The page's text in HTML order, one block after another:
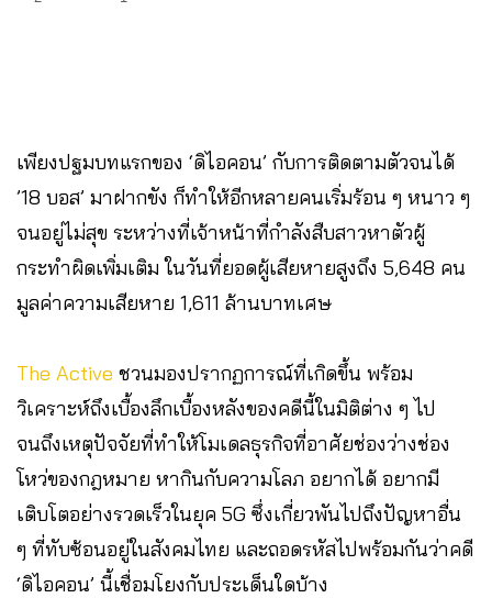
เพียงปฐมบทแรกของ ‘ดิไอคอน’ กับการติดตามตัวจนได้
’18 บอส’ มาฝากขัง ก็ทำให้อีกหลายคนเริ่มร้อน ๆ หนาว ๆ
จนอยู่ไม่สุข ระหว่างที่เจ้าหน้าที่กำลังสืบสาวหาตัวผู้
กระทำผิดเพิ่มเติม ในวันที่ยอดผู้เสียหายสูงถึง 5,648 คน
มูลค่าความเสียหาย 1,611 ล้านบาทเศษ
The Active ชวนมองปรากฏการณ์ที่เกิดขึ้น พร้อม
วิเคราะห์ถึงเบื้องลึกเบื้องหลังของคดีนี้ในมิติต่าง ๆ ไป
จนถึงเหตุปัจจัยที่ทำให้โมเดลธุรกิจที่อาศัยช่องว่างช่อง
โหว่ของกฎหมาย หากินกับความโลภ อยากได้ อยากมี
เติบโตอย่างรวดเร็วในยุค 5G ซึ่งเกี่ยวพันไปถึงปัญหาอื่น
ๆ ที่ทับซ้อนอยู่ในสังคมไทย และถอดรหัสไปพร้อมกันว่าคดี
‘ดิไอคอน’ นี้เชื่อมโยงกับประเด็นใดบ้าง